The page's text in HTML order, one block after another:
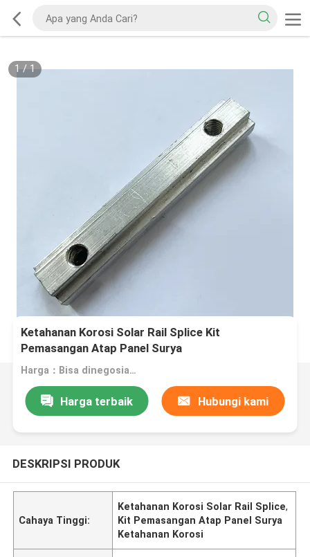
1 /1
Ketahanan Korosi Solar Rail Splice Kit
Pemasangan Atap Panel Surya
Harga：Bisa dinegosiasikan
Harga terbaik Hubungi kami
DESKRIPSI PRODUK
Cahaya Tinggi:
Ketahanan Korosi Solar Rail Splice,
Kit Pemasangan Atap Panel Surya
Ketahanan Korosi